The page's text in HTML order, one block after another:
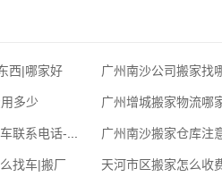
西|哪家好 广州南沙公司搬家找
多少
广州搬家公司,附近的拉货小货车联系电话-长短途搬家公司电话 广州南沙搬家仓库注
找车|搬厂 天河市区搬家怎么收